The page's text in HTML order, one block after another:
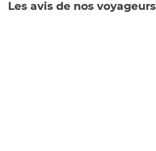
Les avis de nos voyageurs